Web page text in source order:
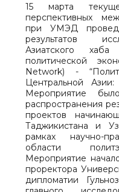
15 марта
перспективных
при УМЭД
результатов
Азиатского хаба
политической
Network) -
Центральной Азии:
Мероприятие
распространения
проектов
Таджикистана и
рамках научно-
области
Мероприятие
проректора
дипломатии